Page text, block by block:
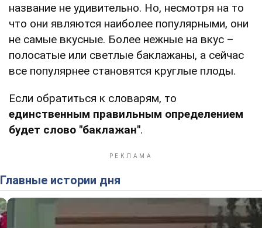
название не удивительно. Но, несмотря на то
что они являются наиболее популярными, они
не самые вкусные. Более нежные на вкус –
полосатые или светлые баклажаны, а сейчас
все популярнее становятся круглые плоды.
Если обратиться к словарям, то
единственным правильным определением
будет слово "баклажан".
Главные истории дня